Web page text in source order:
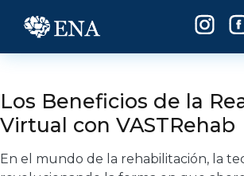
Los Beneficios de la
Virtual con VASTRehab
En el mundo de la rehabilitación, la